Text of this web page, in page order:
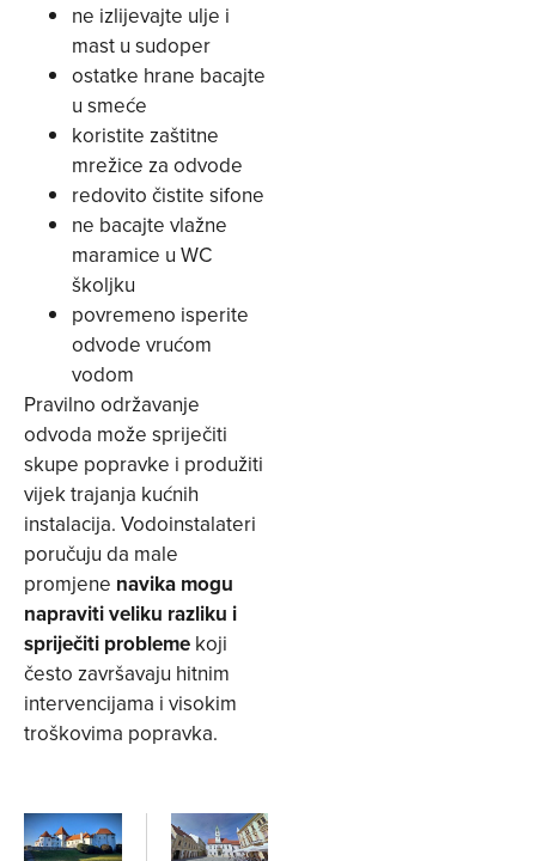
ne izlijevajte ulje i
mast u sudoper
ostatke hrane bacajte
u smeće
koristite zaštitne
mrežice za odvode
redovito čistite sifone
ne bacajte vlažne
maramice u WC
školjku
povremeno isperite
odvode vrućom
vodom
Pravilno održavanje
odvoda može spriječiti
skupe popravke i produžiti
vijek trajanja kućnih
instalacija. Vodoinstalateri
poručuju da male
promjene navika mogu
napraviti veliku razliku i
spriječiti probleme koji
često završavaju hitnim
intervencijama i visokim
troškovima popravka.